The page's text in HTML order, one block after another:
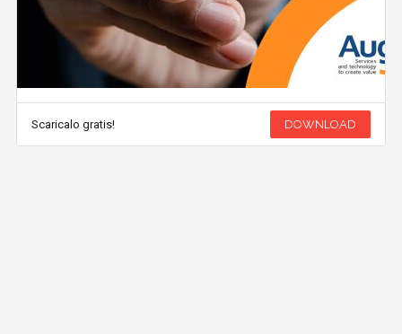
Scaricalo gratis! DOWNLOAD